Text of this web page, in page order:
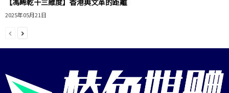
【馮睎乾十三維度】香港與文革的距離
2025年05月21日